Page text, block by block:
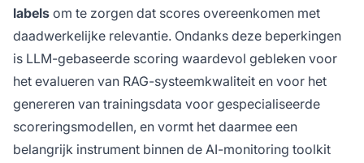
labels om te zorgen dat scores overeenkomen met
daadwerkelijke relevantie. Ondanks deze beperkingen
is LLM-gebaseerde scoring waardevol gebleken voor
het evalueren van RAG-systeemkwaliteit en voor het
genereren van trainingsdata voor gespecialiseerde
scoreringsmodellen, en vormt het daarmee een
belangrijk instrument binnen de AI-monitoring toolkit